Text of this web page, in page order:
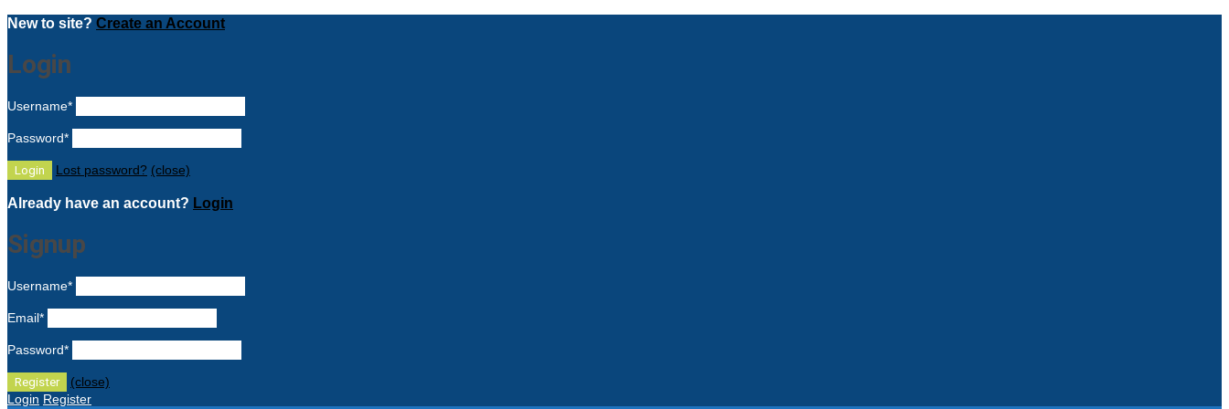
New to site? Create an Account
Login
Username*
Password*
Lost password? (close)
Already have an account? Login
Signup
Username*
Email*
Password*
(close)
Login Register